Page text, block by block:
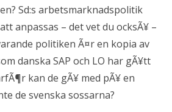
Sd:s arbetsmarknadspolitik
anpassas – det vet du ocksÃ¥ –
politiken Ã¤r en kopia av
danska SAP och LO har gÃ¥tt
kan de gÃ¥ med pÃ¥ en
de svenska sossarna?